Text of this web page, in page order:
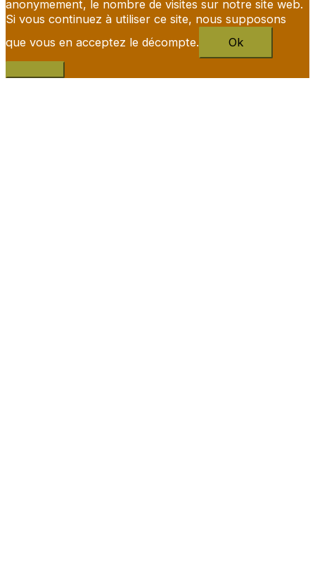
anonymement, le nombre de visites sur notre site web.
Si vous continuez à utiliser ce site, nous supposons
que vous en acceptez le décompte.
Ok